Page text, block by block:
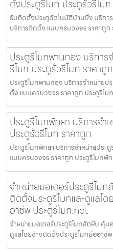
ตั้งประตูรีโมท ประตูรั้วรีโม
รับติดตั้งประตูอัตโนมัติบ้านบึง บริการ
บริการติดตั้ง แบบครบวงจร ราคาถู
ประตูรีโมทพานทอง บริการ
รีโมท ประตูรั้วรีโมท ราคาถูก
ประตูรีโมทพานทอง บริการจำหน่ายป
ตั้ง แบบครบวงจร ราคาถูก ประตูรีโม
ประตูรีโมทพัทยา บริการจำ
ประตูรั้วรีโมท ราคาถูก
ประตูรีโมทพัทยา บริการจำหน่ายประ
แบบครบวงจร ราคาถูก ประตูรีโมทพัท
จำหน่ายมอเตอร์ประตูรีโม
ติดตั้งประตูรีโมทและดูแลโ
อาชีพ ประตูรีโมท.net
จำหน่ายมอเตอร์ประตูรีโมทสัตหีบ คุ้
ดูแลโดยช่างติดตั้งประตูรีโมทมืออาชี